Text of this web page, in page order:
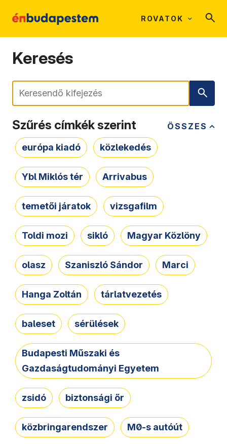
ROVATOK
Keresés
Keresés
ÖSSZES
Szűrés címkék szerint
európa kiadó közlekedés
Ybl Miklós tér Arrivabus
temetői járatok vizsgafilm
Toldi mozi sikló Magyar Közlöny
olasz Szaniszló Sándor Marci
Hanga Zoltán tárlatvezetés
baleset sérülések
Budapesti Műszaki és
Gazdaságtudományi Egyetem
zsidó biztonsági őr
közbringarendszer M0-s autóút